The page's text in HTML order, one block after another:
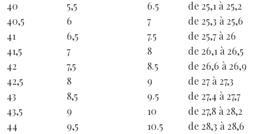
40
5,5 6.5
de 25,1 à 25,2
40,5
6 7
de 25,3 à 25,6
41
6,5 7.5
de 25,7 à 26
41,5
7 8
de 26,1 à 26,5
42
7,5 8.5
de 26,6 à 26,9
42,5
8 9
de 27 à 27,3
43
8,5 9.5
de 27,4 à 27,7
43,5
9 10
de 27,8 à 28,2
44
9,5 10.5
de 28,3 à 28,6